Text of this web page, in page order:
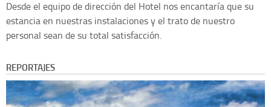
Desde el equipo de dirección del Hotel nos encantaría que su
estancia en nuestras instalaciones y el trato de nuestro
personal sean de su total satisfacción.
REPORTAJES